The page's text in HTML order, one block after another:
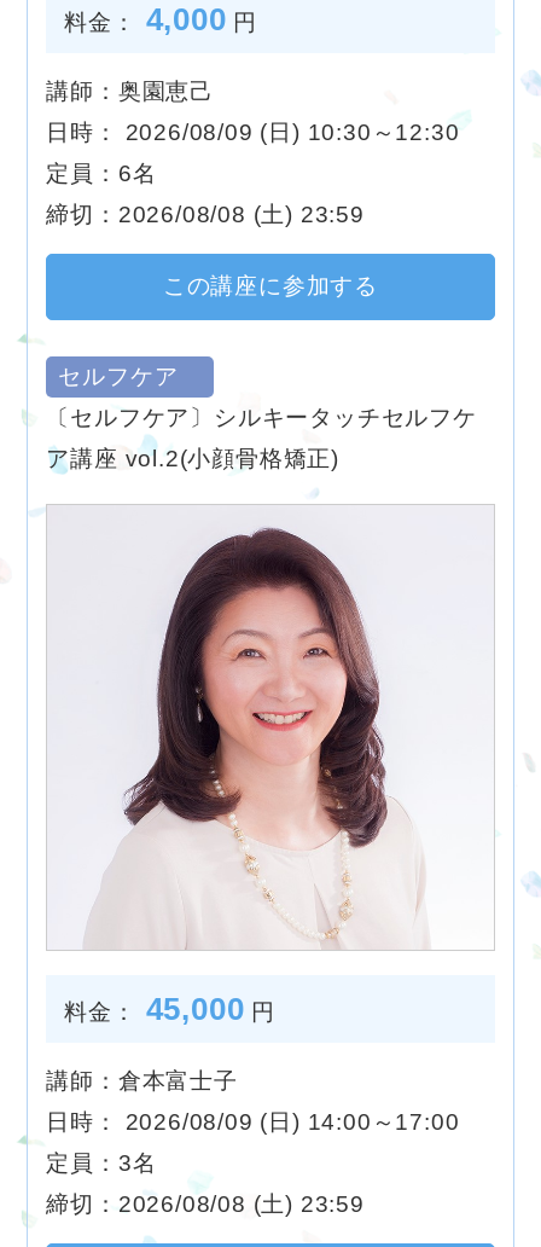
料金： 4,000 円
講師：奥園恵己
日時： 2026/08/09 (日) 10:30～12:30
定員：6名
締切：2026/08/08 (土) 23:59
この講座に参加する
セルフケア
〔セルフケア〕シルキータッチセルフケ
ア講座 vol.2(小顔骨格矯正)
料金： 45,000 円
講師：倉本富士子
日時： 2026/08/09 (日) 14:00～17:00
定員：3名
締切：2026/08/08 (土) 23:59